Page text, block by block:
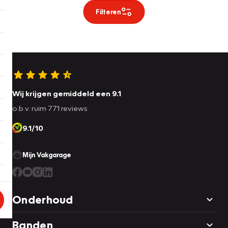
Filteren
Wij krijgen gemiddeld een 9.1
o.b.v. ruim 771 reviews
9.1/10
Mijn Vakgarage
Onderhoud
Banden